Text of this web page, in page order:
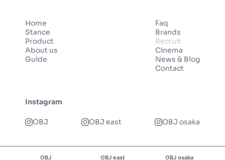
Instagram
OBJ OBJ east OBJ osaka
Home
Stance
Product
About us
Guide
Faq
Brands
Recruit
Cinema
News & Blog
Contact
OBJ OBJ east OBJ osaka